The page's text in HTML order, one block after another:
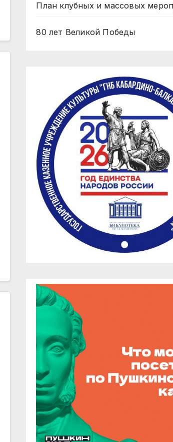
План клубных и массовых
80 лет Великой Победы